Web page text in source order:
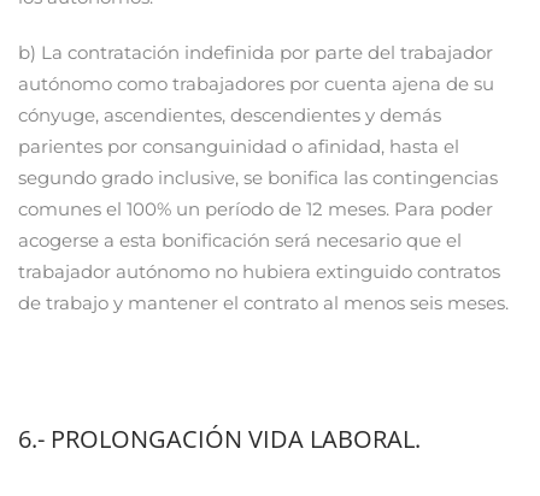
b) La contratación indefinida por parte del trabajador
autónomo como trabajadores por cuenta ajena de su
cónyuge, ascendientes, descendientes y demás
parientes por consanguinidad o afinidad, hasta el
segundo grado inclusive, se bonifica las contingencias
comunes el 100% un período de 12 meses. Para poder
acogerse a esta bonificación será necesario que el
trabajador autónomo no hubiera extinguido contratos
de trabajo y mantener el contrato al menos seis meses.
6.- PROLONGACIÓN VIDA LABORAL.